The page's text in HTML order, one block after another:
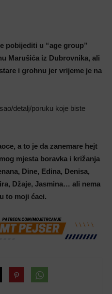
pobijediti u “age group”
Marušića iz Dubrovnika, ali
i grohnu jer vrijeme je na
detalj/poruku koje biste
a to je da zanemare hejt
mjesta boravka i križanja
Dine, Edina, Denisa,
Džaje, Jasmina… ali nema
to moji ćaci.